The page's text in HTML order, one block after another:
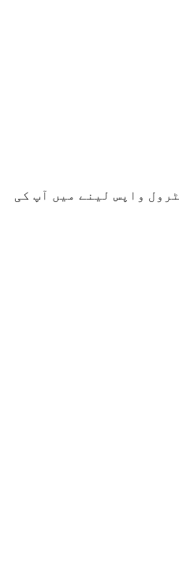
واپس لینے میں آپ کی